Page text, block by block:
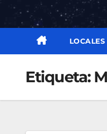
LOCALES
Etiqueta: